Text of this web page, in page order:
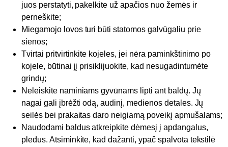
juos perstatyti, pakelkite už apačios nuo žemės ir
perneškite;
Miegamojo lovos turi būti statomos galvūgaliu prie
sienos;
Tvirtai pritvirtinkite kojeles, jei nėra paminkštinimo po
kojele, būtinai jį prisiklijuokite, kad nesugadintumėte
grindų;
Neleiskite naminiams gyvūnams lipti ant baldų. Jų
nagai gali įbrėžti odą, audinį, medienos detales. Jų
seilės bei prakaitas daro neigiamą poveikį apmušalams;
Naudodami baldus atkreipkite dėmesį į apdangalus,
pledus. Atsiminkite, kad dažanti, ypač spalvota tekstilė